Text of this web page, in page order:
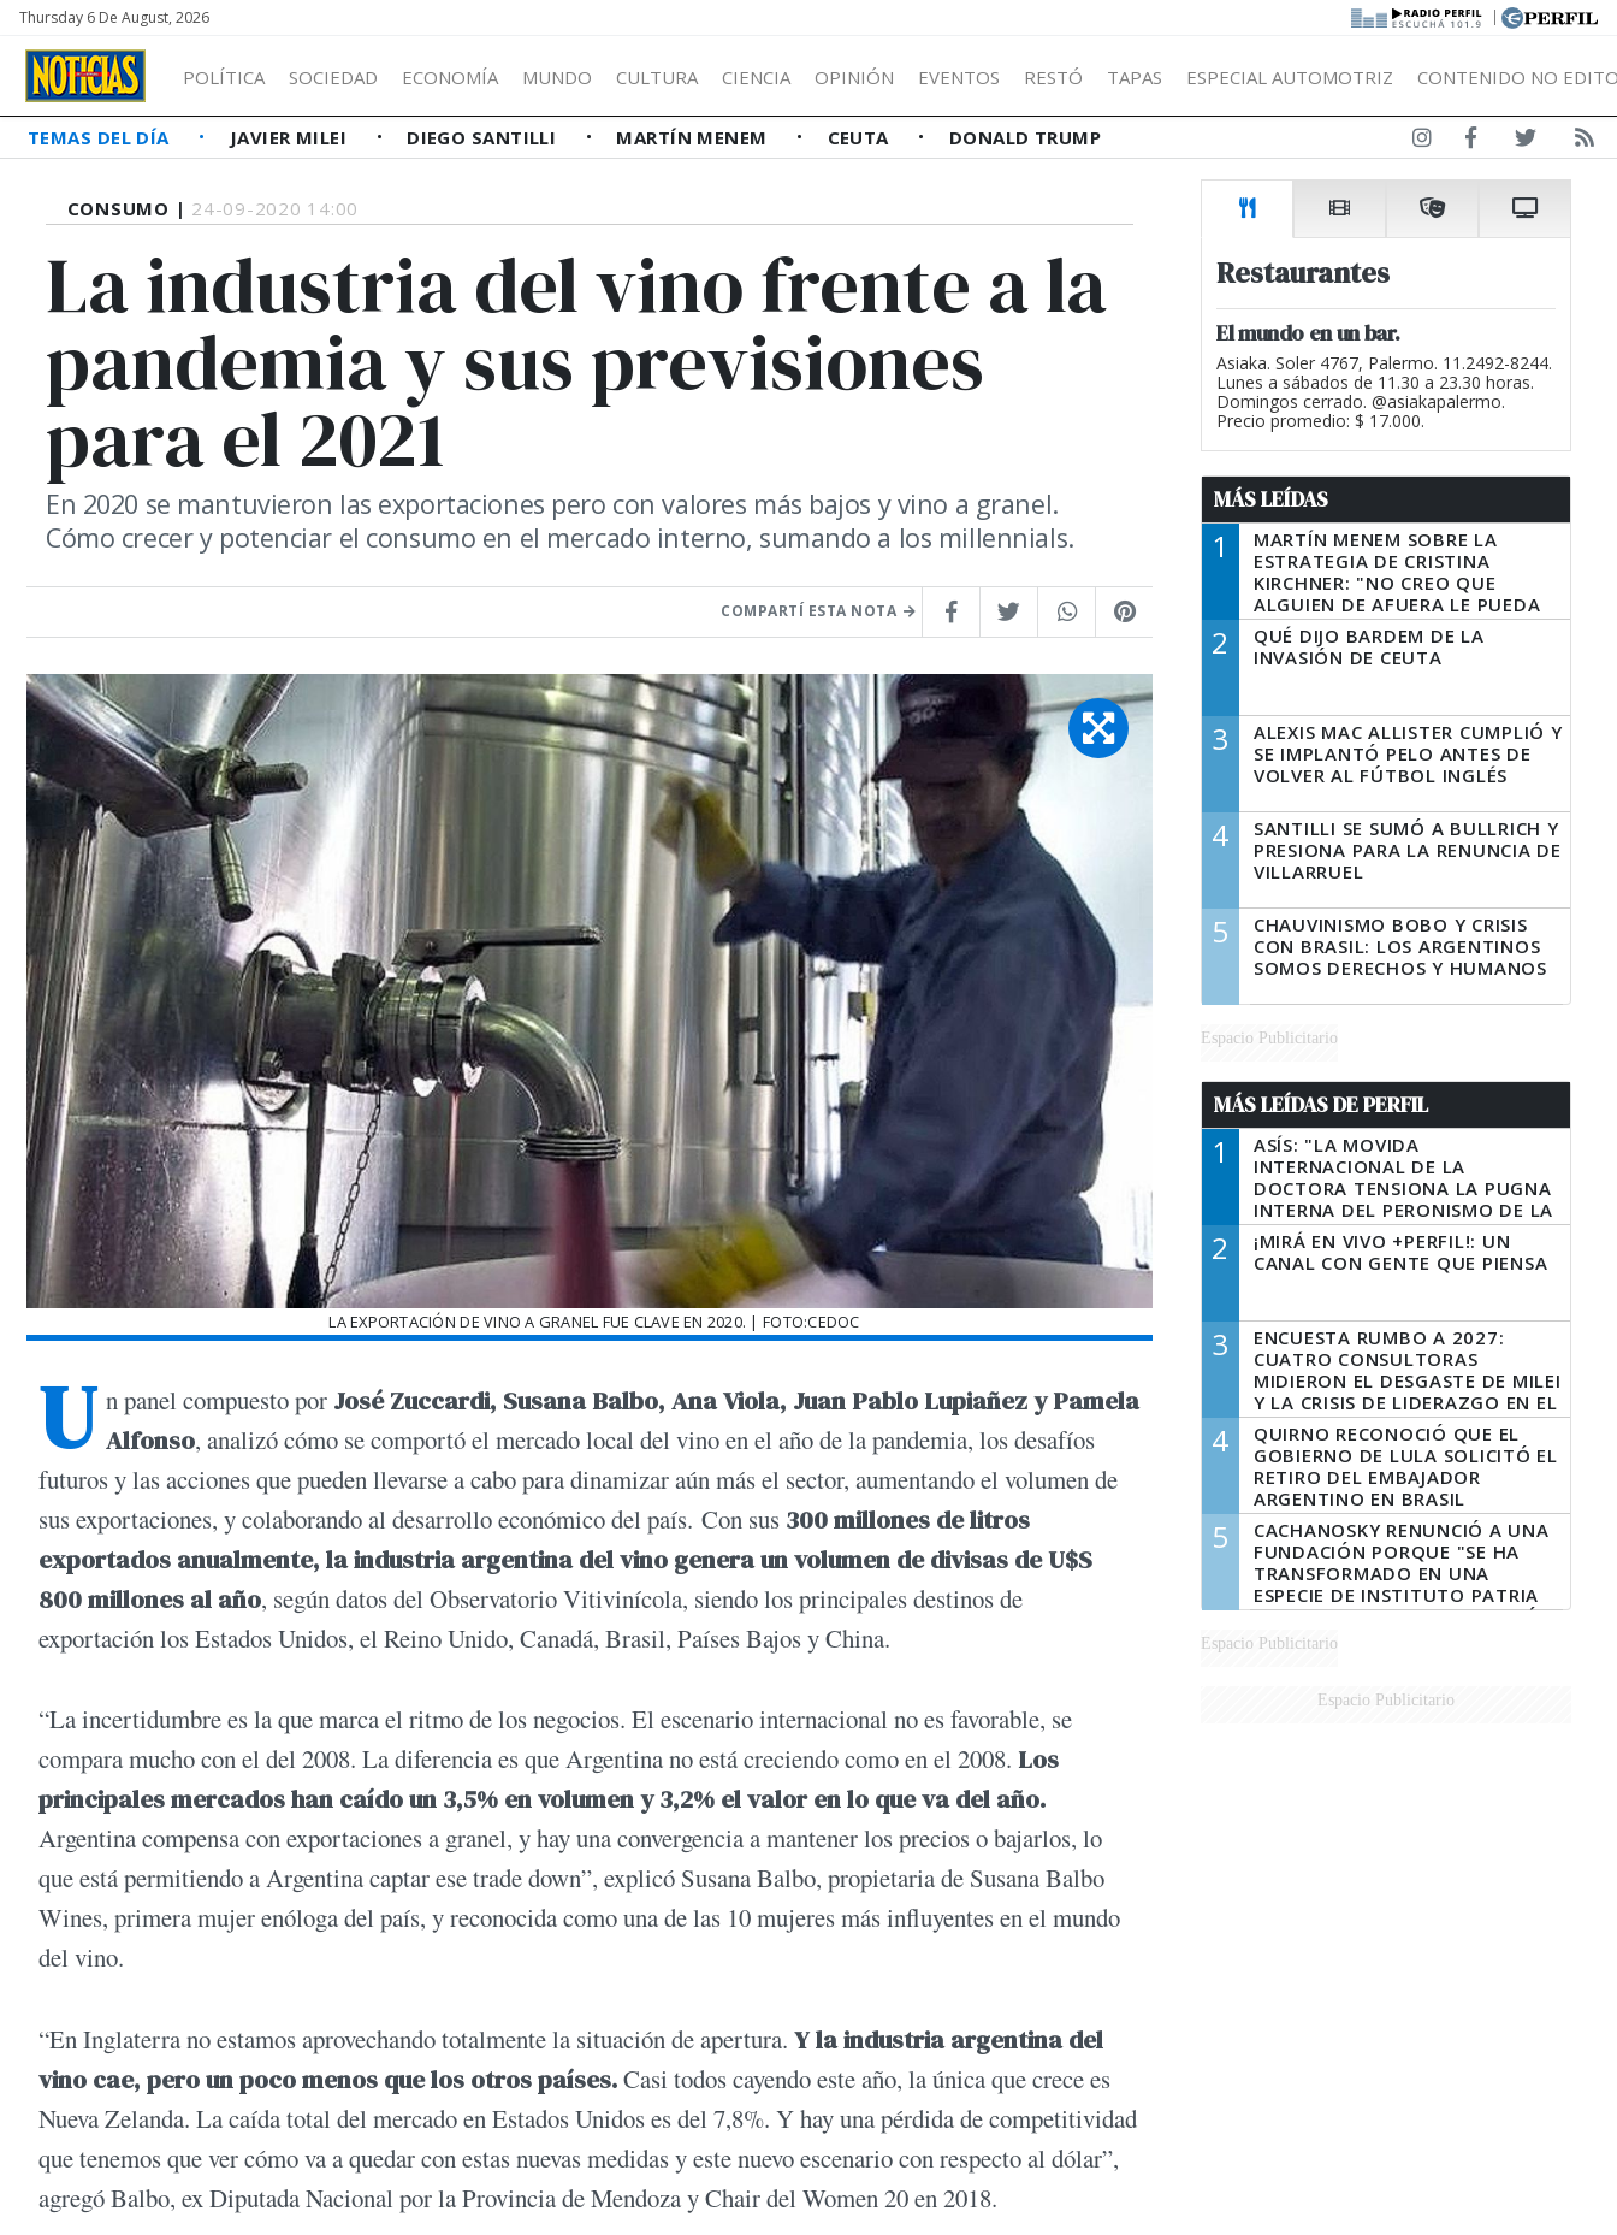
Thursday 6 De August, 2026 |
POLÍTICA SOCIEDAD ECONOMÍA MUNDO CULTURA CIENCIA OPINIÓN EVENTOS RESTÓ TAPAS ESPECIAL AUTOMOTRIZ CONTENIDO NO
TEMAS DEL DÍA JAVIER MILEI DIEGO SANTILLI MARTÍN MENEM CEUTA DONALD TRUMP
CONSUMO | 24-09-2020 14:00
La industria del vino frente a la
pandemia y sus previsiones
para el 2021
En 2020 se mantuvieron las exportaciones pero con valores más bajos y vino a granel.
Cómo crecer y potenciar el consumo en el mercado interno, sumando a los millennials.
COMPARTÍ ESTA NOTA
LA EXPORTACIÓN DE VINO A GRANEL FUE CLAVE EN 2020. | FOTO:CEDOC
U n panel compuesto por José Zuccardi, Susana Balbo, Ana Viola, Juan Pablo Lupiañez y Pamela
Alfonso, analizó cómo se comportó el mercado local del vino en el año de la pandemia, los desafíos
futuros y las acciones que pueden llevarse a cabo para dinamizar aún más el sector, aumentando el volumen de
sus exportaciones, y colaborando al desarrollo económico del país. Con sus 300 millones de litros
exportados anualmente, la industria argentina del vino genera un volumen de divisas de U$S
800 millones al año, según datos del Observatorio Vitivinícola, siendo los principales destinos de
exportación los Estados Unidos, el Reino Unido, Canadá, Brasil, Países Bajos y China.
“La incertidumbre es la que marca el ritmo de los negocios. El escenario internacional no es favorable, se
compara mucho con el del 2008. La diferencia es que Argentina no está creciendo como en el 2008. Los
principales mercados han caído un 3,5% en volumen y 3,2% el valor en lo que va del año.
Argentina compensa con exportaciones a granel, y hay una convergencia a mantener los precios o bajarlos, lo
que está permitiendo a Argentina captar ese trade down”, explicó Susana Balbo, propietaria de Susana Balbo
Wines, primera mujer enóloga del país, y reconocida como una de las 10 mujeres más influyentes en el mundo
del vino.
“En Inglaterra no estamos aprovechando totalmente la situación de apertura. Y la industria argentina del
vino cae, pero un poco menos que los otros países.Casi todos cayendo este año, la única que crece es
Nueva Zelanda. La caída total del mercado en Estados Unidos es del 7,8%. Y hay una pérdida de competitividad
que tenemos que ver cómo va a quedar con estas nuevas medidas y este nuevo escenario con respecto al dólar”,
agregó Balbo, ex Diputada Nacional por la Provincia de Mendoza y Chair del Women 20 en 2018.
Restaurantes
El mundo en un bar.
Asiaka. Soler 4767, Palermo. 11.2492-8244.
Lunes a sábados de 11.30 a 23.30 horas.
Domingos cerrado. @asiakapalermo.
Precio promedio: $ 17.000.
MÁS LEÍDAS
1
MARTÍN MENEM SOBRE LA
ESTRATEGIA DE CRISTINA
KIRCHNER: "NO CREO QUE
ALGUIEN DE AFUERA LE PUEDA
DECIR A LA JUSTICIA LO QUE
TIENE QUE HACER"
2
QUÉ DIJO BARDEM DE LA
INVASIÓN DE CEUTA
3
ALEXIS MAC ALLISTER CUMPLIÓ Y
SE IMPLANTÓ PELO ANTES DE
VOLVER AL FÚTBOL INGLÉS
4
SANTILLI SE SUMÓ A BULLRICH Y
PRESIONA PARA LA RENUNCIA DE
VILLARRUEL
5
CHAUVINISMO BOBO Y CRISIS
CON BRASIL: LOS ARGENTINOS
SOMOS DERECHOS Y HUMANOS
Espacio Publicitario
MÁS LEÍDAS DE PERFIL
1
ASÍS: "LA MOVIDA
INTERNACIONAL DE LA
DOCTORA TENSIONA LA PUGNA
INTERNA DEL PERONISMO DE LA
PROVINCIA DEL PECADO"
2
¡MIRÁ EN VIVO +PERFIL!: UN
CANAL CON GENTE QUE PIENSA
3
ENCUESTA RUMBO A 2027:
CUATRO CONSULTORAS
MIDIERON EL DESGASTE DE MILEI
Y LA CRISIS DE LIDERAZGO EN EL
PERONISMO
4
QUIRNO RECONOCIÓ QUE EL
GOBIERNO DE LULA SOLICITÓ EL
RETIRO DEL EMBAJADOR
ARGENTINO EN BRASIL
5
CACHANOSKY RENUNCIÓ A UNA
FUNDACIÓN PORQUE "SE HA
TRANSFORMADO EN UNA
ESPECIE DE INSTITUTO PATRIA
INCONDICIONAL DE LA GESTIÓN
DE MILEI"
Espacio Publicitario
Espacio Publicitario